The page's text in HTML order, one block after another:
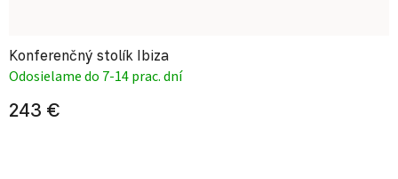
Konferenčný stolík Ibiza
Odosielame do 7-14 prac. dní
243 €